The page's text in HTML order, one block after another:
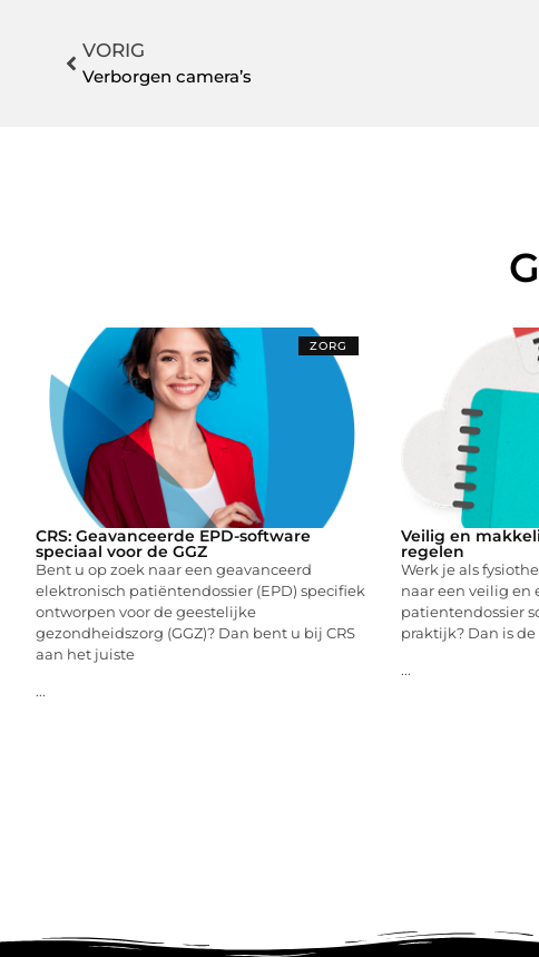
VORIG
Verborgen camera’s
ZORG
CRS: Geavanceerde EPD-software
speciaal voor de GGZ
Bent u op zoek naar een geavanceerd
elektronisch patiëntendossier (EPD) specifiek
ontworpen voor de geestelijke
gezondheidszorg (GGZ)? Dan bent u bij CRS
aan het juiste
...
Veilig en
regelen
Werk je als
naar een veilig en
patientendossier
praktijk? Dan is
...